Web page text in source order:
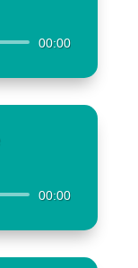
00:00
00:00